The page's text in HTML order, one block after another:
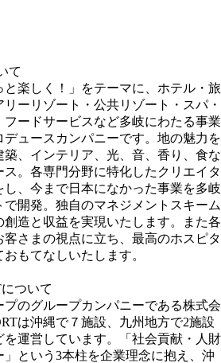
て
と楽しく！」をテーマに、ホテル・旅
ーリゾート・公共リゾート・スパ・
ードサービスなど多岐にわたる事業
デュースカンパニーです。地の魅力を
、インテリア、光、音、香り、食な
。各専門分野に特化したクリエイタ
、今まで日本になかった事業を多岐
開発。独自のマネジメントスキーム
創造と収益を実現いたします。また各
さまの視点に立ち、最高のホスピタ
もてなしいたします。
ついて
プのグループカンパニーである株式会
は沖縄で７施設、九州地方で2施設
運営しています。「社会貢献・人財
という3本柱を企業理念に抱え、沖